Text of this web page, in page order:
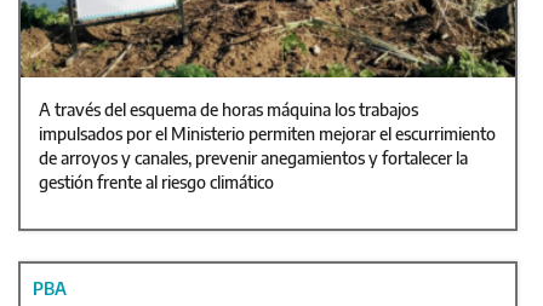
A través del esquema de horas máquina los trabajos
impulsados por el Ministerio permiten mejorar el escurrimiento
de arroyos y canales, prevenir anegamientos y fortalecer la
gestión frente al riesgo climático
PBA